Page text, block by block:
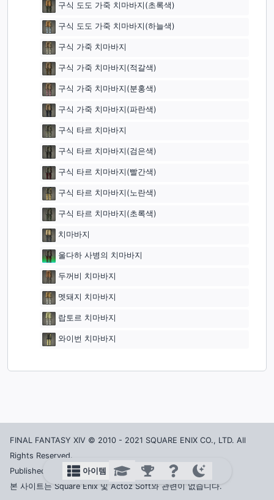
구식 도도 가죽 치마바지(초록색)
구식 도도 가죽 치마바지(하늘색)
구식 가죽 치마바지
구식 가죽 치마바지(적갈색)
구식 가죽 치마바지(분홍색)
구식 가죽 치마바지(파란색)
구식 타르 치마바지
구식 타르 치마바지(검은색)
구식 타르 치마바지(빨간색)
구식 타르 치마바지(노란색)
구식 타르 치마바지(초록색)
치마바지
울다하 사병의 치마바지
두꺼비 치마바지
멧돼지 치마바지
랍토르 치마바지
와이번 치마바지
FINAL FANTASY XIV © 2010 - 2021 SQUARE ENIX CO., LTD. All
Rights Reserved.
Published in Korea by ACTOZ SOFT CO., LTD.
본 사이트는 Square Enix 및 Actoz Soft와 관련이 없습니다.
아이템